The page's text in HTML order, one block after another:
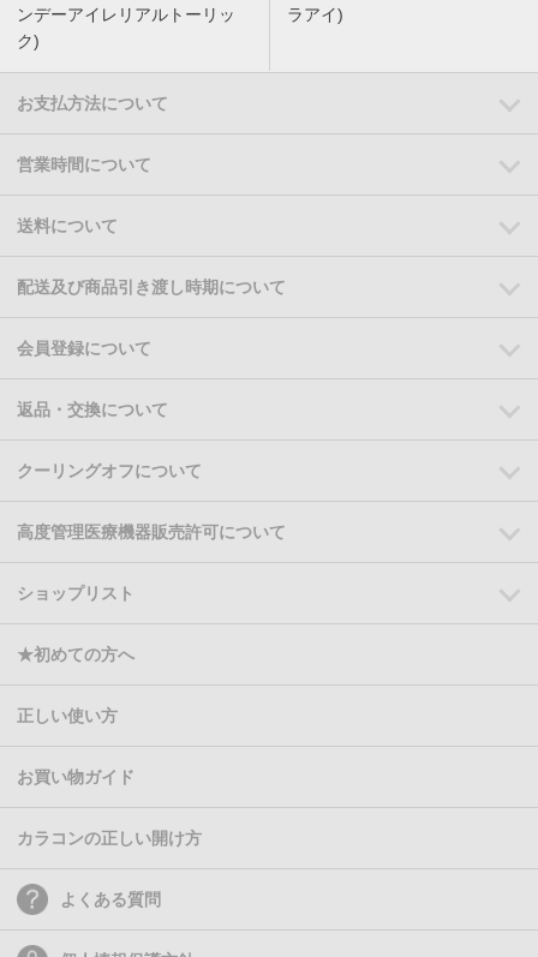
ンデーアイレリアルトーリッ
ク)
ラアイ)
お支払方法について
営業時間について
送料について
配送及び商品引き渡し時期について
会員登録について
返品・交換について
クーリングオフについて
高度管理医療機器販売許可について
ショップリスト
★初めての方へ
正しい使い方
お買い物ガイド
カラコンの正しい開け方
よくある質問